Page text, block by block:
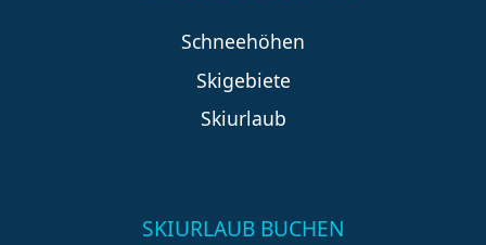
Schneehöhen
Skigebiete
Skiurlaub
SKIURLAUB BUCHEN